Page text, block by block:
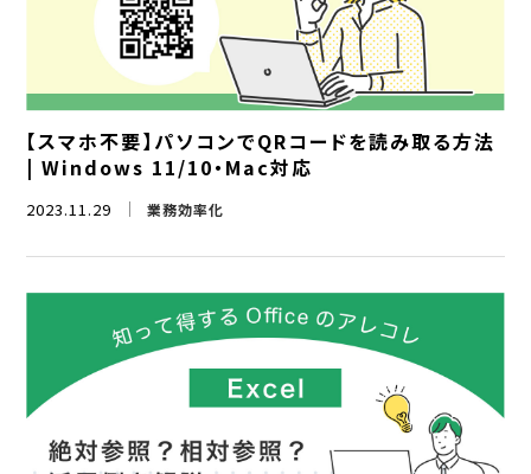
【スマホ不要】パソコンでQRコードを読み取る方法
| Windows 11/10・Mac対応
2023.11.29 業務効率化